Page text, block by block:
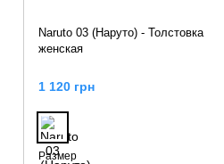
Naruto 03 (Наруто) - Толстовка
женская
1 120 грн
Размер